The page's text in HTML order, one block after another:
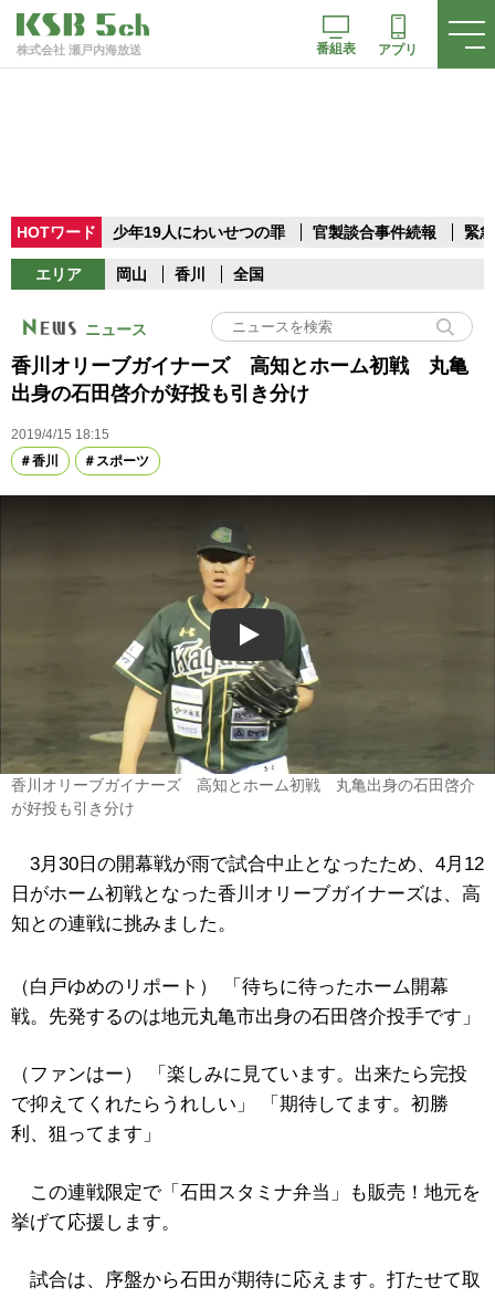
株式会社 瀬戸内海放送 番組表 アプリ
HOTワード 少年19人にわいせつの罪 官製談合事件続報 緊
エリア 岡山 香川 全国
ニュース
香川オリーブガイナーズ 高知とホーム初戦 丸亀
出身の石田啓介が好投も引き分け
2019/4/15 18:15
香川
スポーツ
Play
香川オリーブガイナーズ 高知とホーム初戦 丸亀出身の石田啓介
が好投も引き分け
3月30日の開幕戦が雨で試合中止となったため、4月12
日がホーム初戦となった香川オリーブガイナーズは、高
知との連戦に挑みました。
（白戸ゆめのリポート） 「待ちに待ったホーム開幕
戦。先発するのは地元丸亀市出身の石田啓介投手です」
（ファンはー） 「楽しみに見ています。出来たら完投
で抑えてくれたらうれしい」 「期待してます。初勝
利、狙ってます」
この連戦限定で「石田スタミナ弁当」も販売！地元を
挙げて応援します。
試合は、序盤から石田が期待に応えます。打たせて取